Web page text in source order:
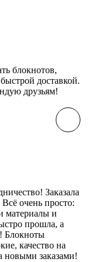
блокнотов,
доставкой.
друзьям!
Заказала
очень просто:
материалы и
прошла, а
Блокноты
качество на
новыми заказами!